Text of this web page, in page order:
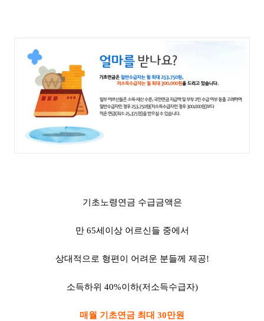
기초노령연금 수급금액은
만 65세이상 어르신들 중에서
상대적으로 형편이 어려운 분들께 제공!
소득하위 40%이하(저소득수급자)
매월 기초연금 최대 30만원